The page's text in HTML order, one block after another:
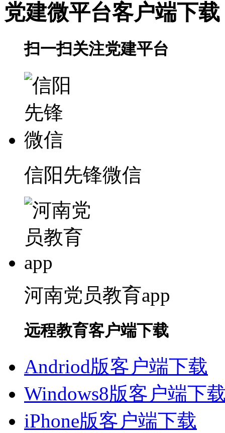
党建微平台客户端下载
扫一扫关注党建平台
信阳先锋微信
河南党员教育app
远程教育客户端下载
Andriod版客户端下载
Windows8版客户端下
iPhone版客户端下载